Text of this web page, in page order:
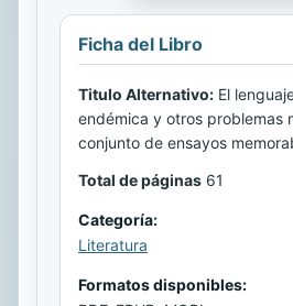
Ficha del Libro
Titulo Alternativo: El
endémica y otros problemas
conjunto de ensayos
Total de páginas 61
Categoría:
Literatura
Formatos disponibles: